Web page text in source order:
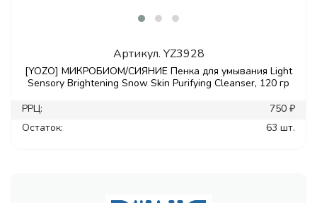
Артикул. YZ3928
[YOZO] МИКРОБИОМ/СИЯНИЕ Пенка для умывания Light
Sensory Brightening Snow Skin Purifying Cleanser, 120 гр
РРЦ:
750 ₽
Остаток:
63 шт.